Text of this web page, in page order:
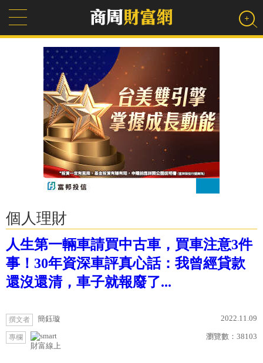
個人理財
人生第一輛車請買中古車，買車注意3件
事！30年資深車評真心話：我曾經貸款
還沒還清，車子就報廢了...
撰文者 簡鈺璇 2022.11.09
專欄
財富線上
瀏覽數： 38103